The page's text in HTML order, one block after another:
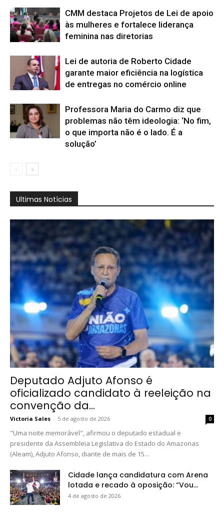
CMM destaca Projetos de Lei de apoio
às mulheres e fortalece liderança
feminina nas diretorias
Lei de autoria de Roberto Cidade
garante maior eficiência na logística
de entregas no comércio online
Professora Maria do Carmo diz que
problemas não têm ideologia: ‘No fim,
o que importa não é o lado. É a
solução’
Ultimas Notícias
Deputado Adjuto Afonso é
oficializado candidato à reeleição na
convenção da...
Victoria Sales - 5 de agosto de 2026 0
"Uma noite memorável", afirmou o deputado estadual e
presidente da Assembleia Legislativa do Estado do Amazonas
(Aleam), Adjuto Afonso, diante de mais de 15...
Cidade lança candidatura com Arena
lotada e recado à oposição: “Vou...
4 de agosto de 2026